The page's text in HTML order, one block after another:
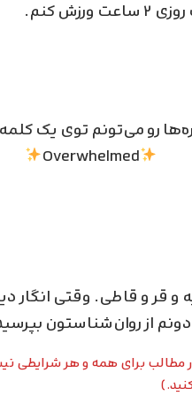
کنم.
رو می‌تونم توی یک
Overwhelmed
و قر و قاطی. وقتی انگار
از روان‌شناستون
مطالب برای همه و هر شرایطی